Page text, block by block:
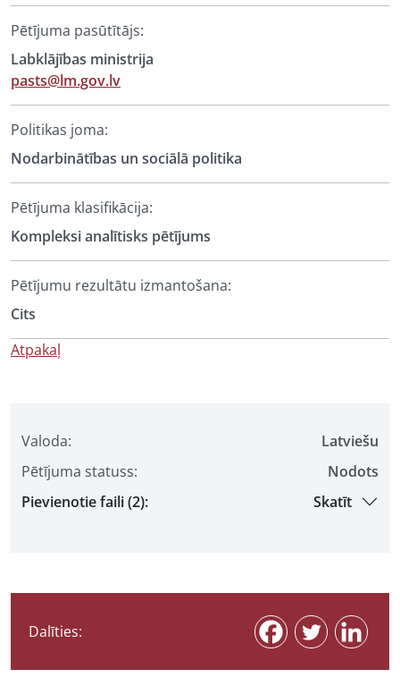
Valoda:
Latviešu
Pētījuma statuss:
Nodots
Pievienotie faili (2):
Skatīt
Dalīties:
Pētījuma pasūtītājs:
Labklājības ministrija
pasts@lm.gov.lv
Politikas joma:
Nodarbinātības un sociālā politika
Pētījuma klasifikācija:
Kompleksi analītisks pētījums
Pētījumu rezultātu izmantošana:
Cits
Atpakaļ